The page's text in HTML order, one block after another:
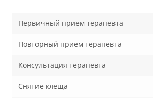
Первичный приём терапевта
Повторный приём терапевта
Консультация терапевта
Снятие клеща